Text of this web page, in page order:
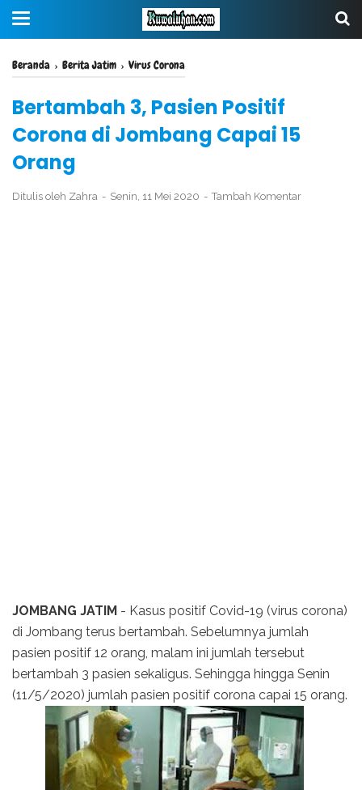
Beranda › Berita Jatim › Virus Corona
Bertambah 3, Pasien Positif
Corona di Jombang Capai 15
Orang
Ditulis oleh Zahra Senin, 11 Mei 2020 Tambah Komentar
JOMBANG JATIM - Kasus positif Covid-19 (virus corona)
di Jombang terus bertambah. Sebelumnya jumlah
pasien positif 12 orang, malam ini jumlah tersebut
bertambah 3 pasien sekaligus. Sehingga hingga Senin
(11/5/2020) jumlah pasien positif corona capai 15 orang.